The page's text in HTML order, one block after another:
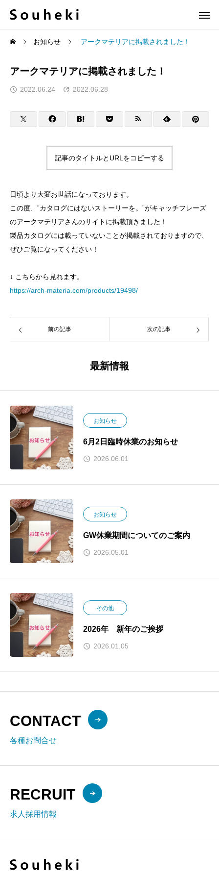
お知らせ アークマテリアに掲載されました！
アークマテリアに掲載されました！
2022.06.24 2022.06.28
記事のタイトルとURLをコピーする
日頃より大変お世話になっております。
この度、”カタログにはないストーリーを。”がキャッチフレーズ
のアークマテリアさんのサイトに掲載頂きました！
製品カタログには載っていないことが掲載されておりますので、
ぜひご覧になってください！
↓ こちらから見れます。
https://arch-materia.com/products/19498/
前の記事 次の記事
最新情報
お知らせ
6月2日臨時休業のお知らせ
2026.06.01
お知らせ
GW休業期間についてのご案内
2026.05.01
その他
2026年 新年のご挨拶
2026.01.05
CONTACT
各種お問合せ
RECRUIT
求人採用情報